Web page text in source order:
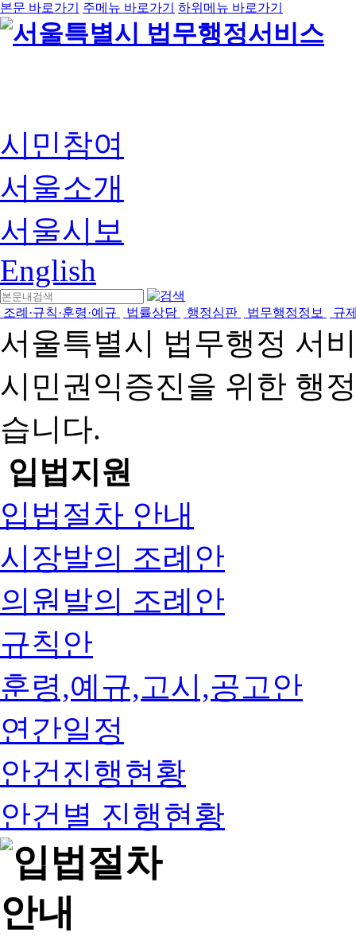
본문 바로가기 주메뉴 바로가기 하위메뉴 바로가기
시민참여
서울소개
서울시보
English
조례·규칙·훈령·예규 법률상담 행정심판 법무행정정보 규
서울특별시 법무행정 서
시민권익증진을 위한 행
습니다.
입법지원
입법절차 안내
시장발의 조례안
의원발의 조례안
규칙안
훈령,예규,고시,공고안
연간일정
안건진행현황
안건별 진행현황